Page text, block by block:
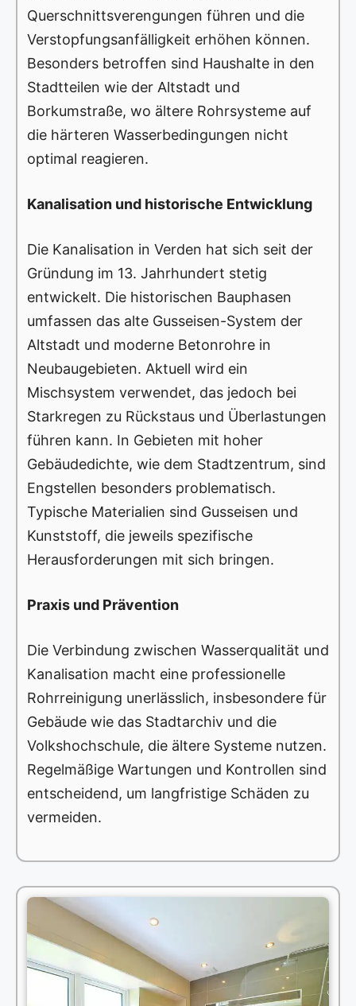
Querschnittsverengungen führen und die
Verstopfungsanfälligkeit erhöhen können.
Besonders betroffen sind Haushalte in den
Stadtteilen wie der Altstadt und
Borkumstraße, wo ältere Rohrsysteme auf
die härteren Wasserbedingungen nicht
optimal reagieren.
Kanalisation und historische Entwicklung
Die Kanalisation in Verden hat sich seit der
Gründung im 13. Jahrhundert stetig
entwickelt. Die historischen Bauphasen
umfassen das alte Gusseisen-System der
Altstadt und moderne Betonrohre in
Neubaugebieten. Aktuell wird ein
Mischsystem verwendet, das jedoch bei
Starkregen zu Rückstaus und Überlastungen
führen kann. In Gebieten mit hoher
Gebäudedichte, wie dem Stadtzentrum, sind
Engstellen besonders problematisch.
Typische Materialien sind Gusseisen und
Kunststoff, die jeweils spezifische
Herausforderungen mit sich bringen.
Praxis und Prävention
Die Verbindung zwischen Wasserqualität und
Kanalisation macht eine professionelle
Rohrreinigung unerlässlich, insbesondere für
Gebäude wie das Stadtarchiv und die
Volkshochschule, die ältere Systeme nutzen.
Regelmäßige Wartungen und Kontrollen sind
entscheidend, um langfristige Schäden zu
vermeiden.